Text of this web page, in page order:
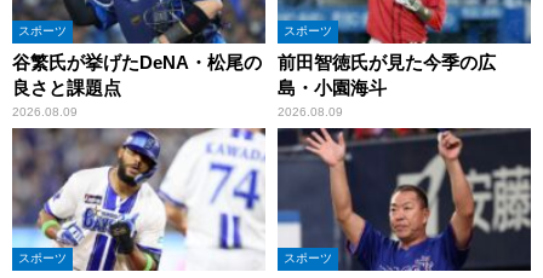
スポーツ
谷繁氏が挙げたDeNA・松尾の
良さと課題点
2026.08.09
スポーツ
前田智徳氏が見た今季の広
島・小園海斗
2026.08.09
スポーツ スポーツ